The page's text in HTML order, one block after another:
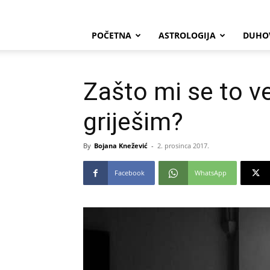
POČETNA ASTROLOGIJA
Zašto mi se to
griješim?
By Bojana Knežević - 2. prosinca 2017.
Facebook WhatsApp